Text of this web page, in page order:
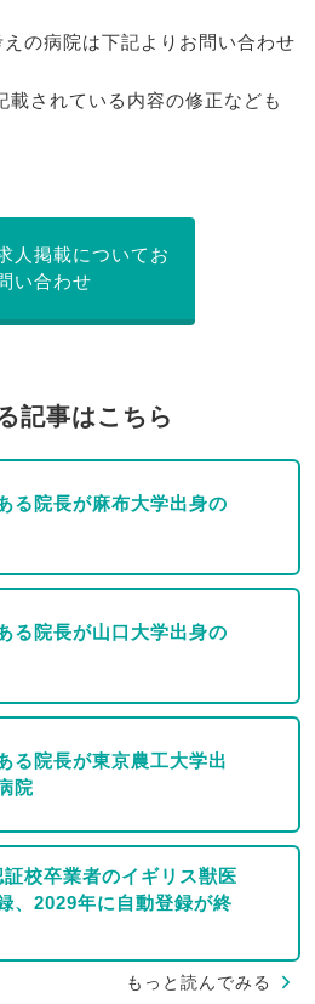
の病院は下記よりお問い合わせ
されている内容の修正なども
人掲載についてお
い合わせ
記事はこちら
る院長が麻布大学出身の
る院長が山口大学出身の
る院長が東京農工大学出
院
校卒業者のイギリス獣医
、2029年に自動登録が終
もっと読んでみる